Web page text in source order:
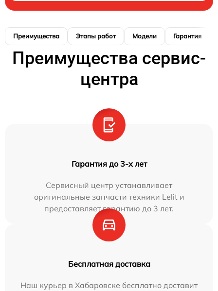
Преимущества Этапы работ Модели Гарантия
Преимущества сервис-
центра
Гарантия до 3-х лет
Сервисный центр устанавливает
оригинальные запчасти техники Lelit и
предоставляет гарантию до 3 лет.
Бесплатная доставка
Наш курьер в Хабаровске бесплатно доставит